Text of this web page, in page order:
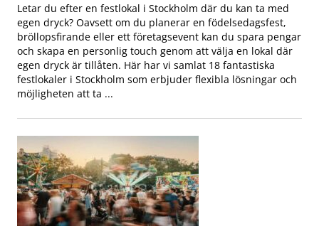
Letar du efter en festlokal i Stockholm där du kan ta med
egen dryck? Oavsett om du planerar en födelsedagsfest,
bröllopsfirande eller ett företagsevent kan du spara pengar
och skapa en personlig touch genom att välja en lokal där
egen dryck är tillåten. Här har vi samlat 18 fantastiska
festlokaler i Stockholm som erbjuder flexibla lösningar och
möjligheten att ta ...